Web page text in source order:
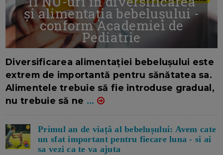
și alimentația bebelușului -
conform Academiei de
Pediatrie
Diversificarea alimentației bebelușului este
extrem de importantă pentru sănătatea sa.
Alimentele trebuie să fie introduse gradual,
nu trebuie să ne ...
Primul an de viață al bebelușului: Avem cate
un sfat important pentru fiecare luna - si ai
sa vezi ca te va ajuta